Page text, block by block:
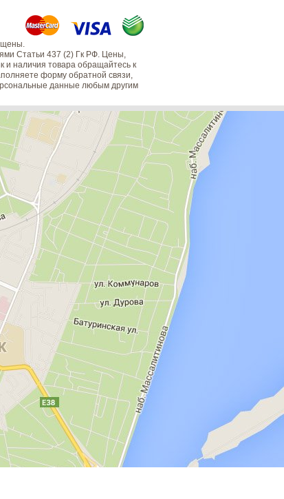
Статьи 437 (2) Гк РФ. Цены,
и наличия товара обращайтесь к
форму обратной связи,
данные любым другим